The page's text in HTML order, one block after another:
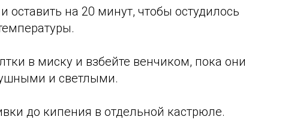
оставить на 20 минут, чтобы остудилось
в миску и взбейте венчиком, пока они
и светлыми.
до кипения в отдельной кастрюле.